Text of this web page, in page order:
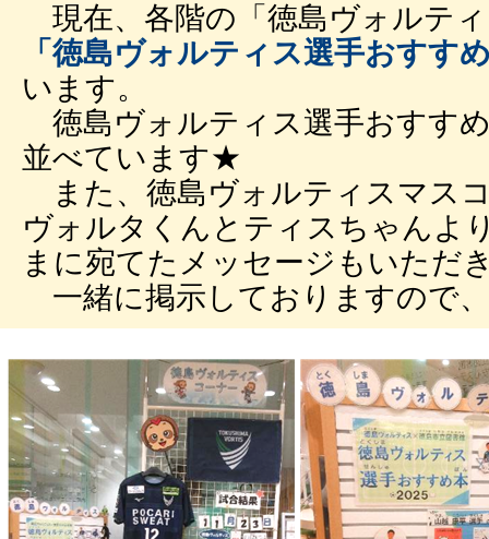
現在、各階の「徳島ヴォルテ
「徳島ヴォルティス選手おすす
います。
徳島ヴォルティス選手おすす
並べています★
また、徳島ヴォルティスマス
ヴォルタくんとティスちゃんよ
まに宛てたメッセージもいただ
一緒に掲示しておりますので